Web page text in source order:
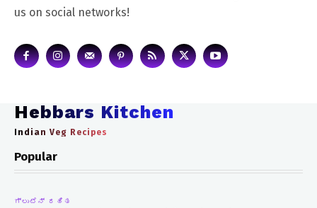
us on social networks!
Hebbars Kitchen
Indian Veg Recipes
Popular
ಗ್ಲುಟೆನ್ ರಹಿತ